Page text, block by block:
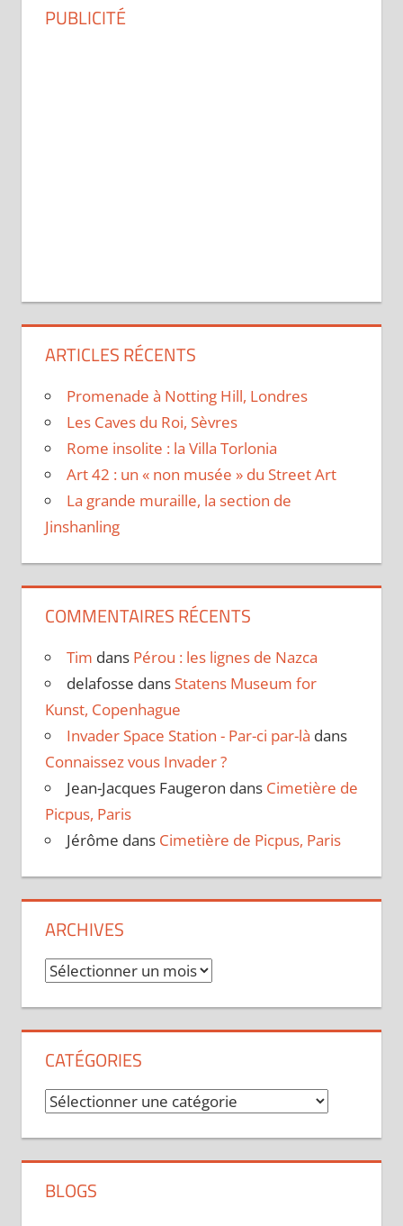
PUBLICITÉ
ARTICLES RÉCENTS
Promenade à Notting Hill, Londres
Les Caves du Roi, Sèvres
Rome insolite : la Villa Torlonia
Art 42 : un « non musée » du Street Art
La grande muraille, la section de
Jinshanling
COMMENTAIRES RÉCENTS
Tim dans Pérou : les lignes de Nazca
delafosse dans Statens Museum for
Kunst, Copenhague
Invader Space Station - Par-ci par-là dans
Connaissez vous Invader ?
Jean-Jacques Faugeron dans Cimetière de
Picpus, Paris
Jérôme dans Cimetière de Picpus, Paris
ARCHIVES
Archives
CATÉGORIES
Catégories
BLOGS